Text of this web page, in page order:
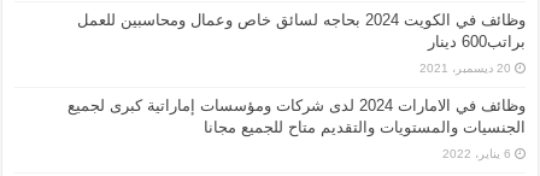
وظائف في الكويت 2024 بحاجه لسائق خاص وعمال ومحاسبين للعمل
براتب600 دينار
20 ديسمبر، 2021
وظائف في الامارات 2024 لدى شركات ومؤسسات إماراتية كبرى لجميع
الجنسيات والمستويات والتقديم متاح للجميع مجانا
6 يناير، 2022